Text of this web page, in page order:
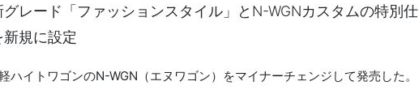
レード「ファッションスタイル」とN-WGNカスタムの特別仕
新規に設定
イトワゴンのN-WGN（エヌワゴン）をマイナーチェンジして発売した。